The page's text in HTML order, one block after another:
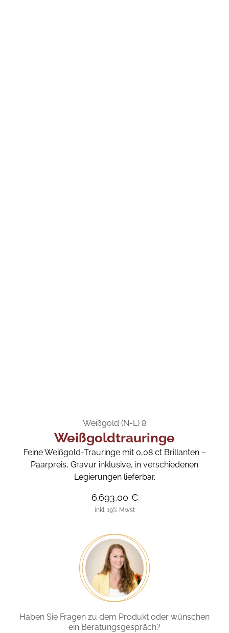
Weißgold (N-L) 8
Weißgoldtrauringe
Feine Weißgold-Trauringe mit 0,08 ct Brillanten –
Paarpreis, Gravur inklusive, in verschiedenen
Legierungen lieferbar.
6.693,00 €
inkl. 19% Mwst
Haben Sie Fragen zu dem Produkt oder wünschen
ein Beratungsgespräch?